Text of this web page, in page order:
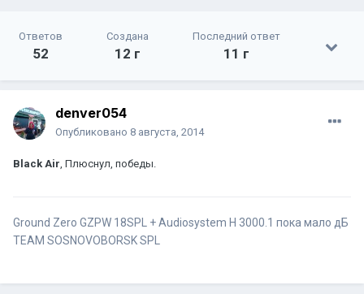
Ответов
52
Создана
12 г
Последний ответ
11 г
denver054
Опубликовано 8 августа, 2014
Black Air, Плюснул, победы.
Ground Zero GZPW 18SPL + Audiosystem H 3000.1 пока мало дБ
TEAM SOSNOVOBORSK SPL